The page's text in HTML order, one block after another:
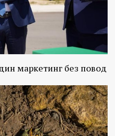
маркетинг без повод